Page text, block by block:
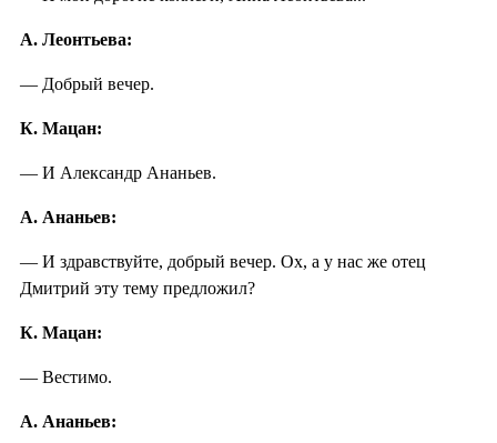
А. Леонтьева:
— Добрый вечер.
К. Мацан:
— И Александр Ананьев.
А. Ананьев:
— И здравствуйте, добрый вечер. Ох, а у нас же отец
Дмитрий эту тему предложил?
К. Мацан:
— Вестимо.
А. Ананьев: